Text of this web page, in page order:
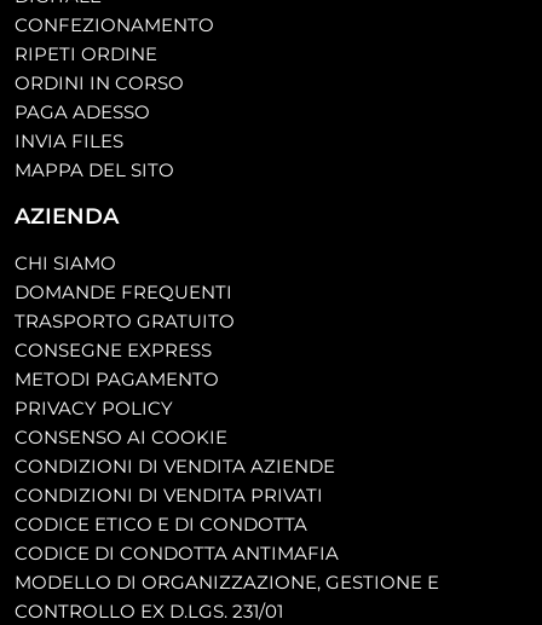
CONFEZIONAMENTO
RIPETI ORDINE
ORDINI IN CORSO
PAGA ADESSO
INVIA FILES
MAPPA DEL SITO
AZIENDA
CHI SIAMO
DOMANDE FREQUENTI
TRASPORTO GRATUITO
CONSEGNE EXPRESS
METODI PAGAMENTO
PRIVACY POLICY
CONSENSO AI COOKIE
CONDIZIONI DI VENDITA AZIENDE
CONDIZIONI DI VENDITA PRIVATI
CODICE ETICO E DI CONDOTTA
CODICE DI CONDOTTA ANTIMAFIA
MODELLO DI ORGANIZZAZIONE, GESTIONE E
CONTROLLO EX D.LGS. 231/01